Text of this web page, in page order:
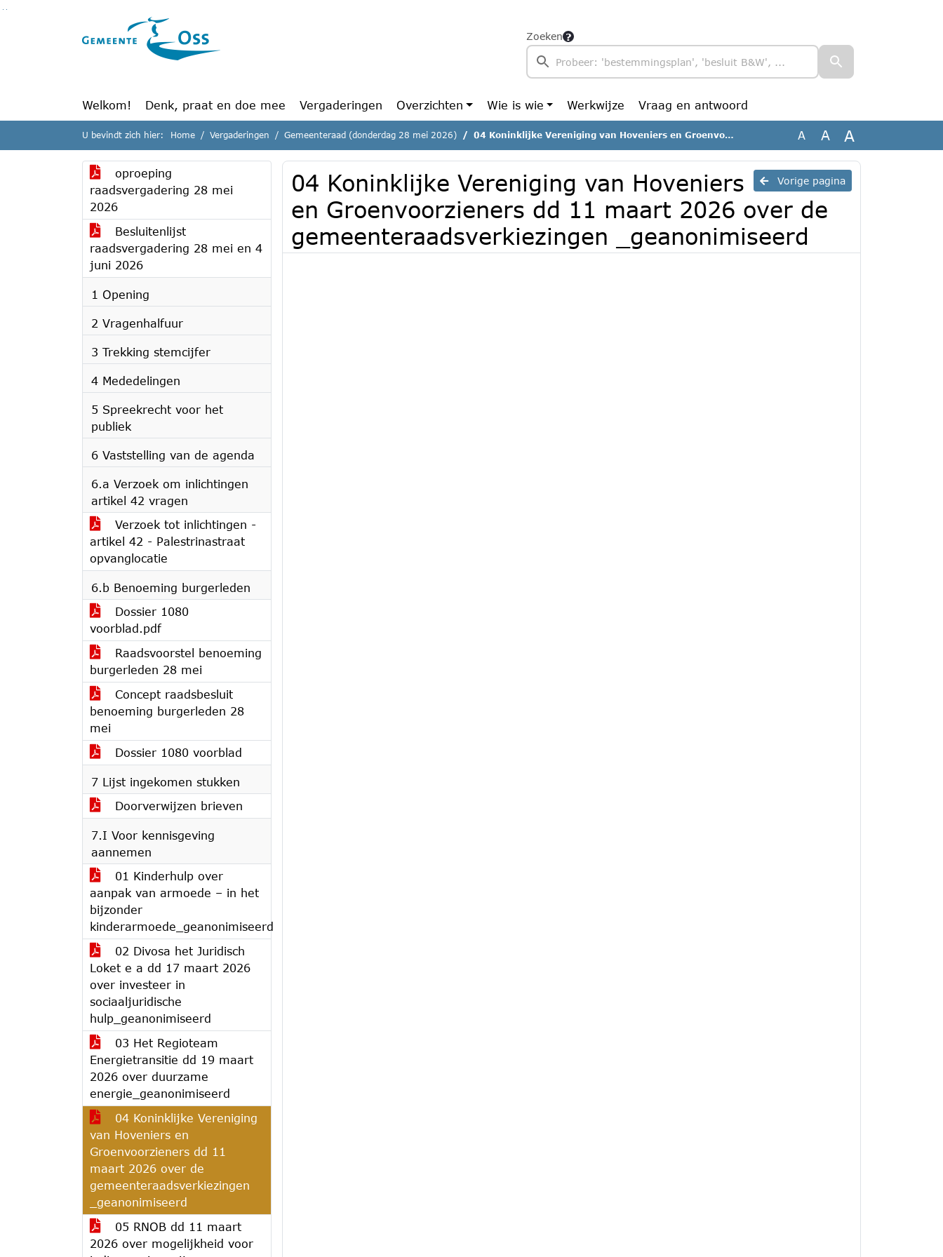
Ga naar de inhoud van deze pagina
Zoeken
Welkom! Denk, praat en doe mee Vergaderingen Overzichten Wie is wie Werkwijze Vraag en antwoord
U bevindt zich hier: Home Vergaderingen Gemeenteraad (donderdag 28 mei 2026) 04 Koninklijke Vereniging van Hoveniers en Groenvoorzieners dd 11 maart 2026 over de gemeenteraadsverkiezingen _geanonimiseerd A A A
oproeping
raadsvergadering 28 mei
2026
Besluitenlijst
raadsvergadering 28 mei en 4
juni 2026
1 Opening
2 Vragenhalfuur
3 Trekking stemcijfer
4 Mededelingen
5 Spreekrecht voor het
publiek
6 Vaststelling van de agenda
6.a Verzoek om inlichtingen
artikel 42 vragen
Verzoek tot inlichtingen -
artikel 42 - Palestrinastraat
opvanglocatie
6.b Benoeming burgerleden
Dossier 1080
voorblad.pdf
Raadsvoorstel benoeming
burgerleden 28 mei
Concept raadsbesluit
benoeming burgerleden 28
mei
Dossier 1080 voorblad
7 Lijst ingekomen stukken
Doorverwijzen brieven
7.I Voor kennisgeving
aannemen
01 Kinderhulp over
aanpak van armoede – in het
bijzonder
kinderarmoede_geanonimiseerd
02 Divosa het Juridisch
Loket e a dd 17 maart 2026
over investeer in
sociaaljuridische
hulp_geanonimiseerd
03 Het Regioteam
Energietransitie dd 19 maart
2026 over duurzame
energie_geanonimiseerd
04 Koninklijke Vereniging
van Hoveniers en
Groenvoorzieners dd 11
maart 2026 over de
gemeenteraadsverkiezingen
_geanonimiseerd
05 RNOB dd 11 maart
2026 over mogelijkheid voor
Vorige pagina
04 Koninklijke Vereniging van Hoveniers
en Groenvoorzieners dd 11 maart 2026 over de
gemeenteraadsverkiezingen _geanonimiseerd